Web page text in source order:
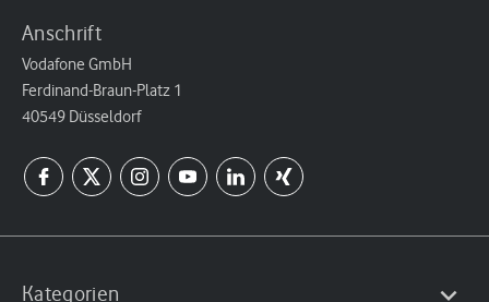
Anschrift
Vodafone GmbH
Ferdinand-Braun-Platz 1
40549 Düsseldorf
Kategorien